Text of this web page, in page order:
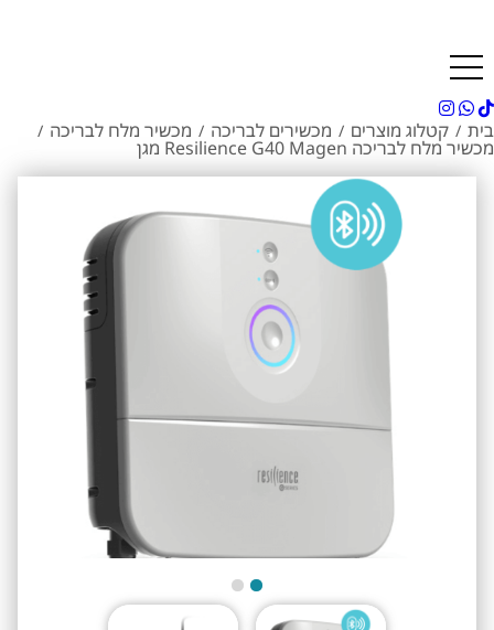
בית / קטלוג מוצרים / מכשירים לבריכה / מכשיר מלח לבריכה /
מכשיר מלח לבריכה Resilience G40 Magen מגן